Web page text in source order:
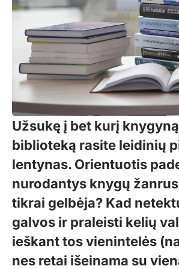
Užsukę į bet kurį
biblioteką rasite leidinių
lentynas. Orientuotis
nurodantys knygų
tikrai gelbėja? Kad
galvos ir praleisti kelių
ieškant tos vienintelės
nes retai išeinama su